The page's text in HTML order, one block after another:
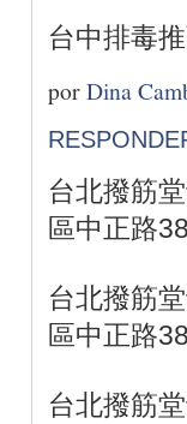
台中排毒
porDina
台北撥筋
區中正路
台北撥筋
區中正路
台北撥筋